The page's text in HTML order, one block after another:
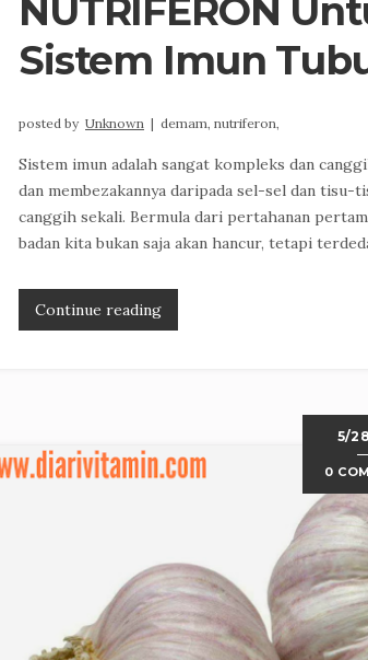
NUTRIFERON
Sistem Imun
posted by Unknown | demam, nutriferon,
Sistem imun adalah sangat kompleks dan
dan membezakannya daripada sel-sel dan
canggih sekali. Bermula dari pertahanan
badan kita bukan saja akan hancur, tetapi
Continue reading
5/
0